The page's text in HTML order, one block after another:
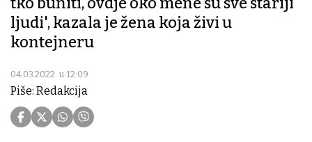
ljudi', kazala je žena koja živi u
kontejneru
04.03.2022. u 12:09
Piše: Redakcija